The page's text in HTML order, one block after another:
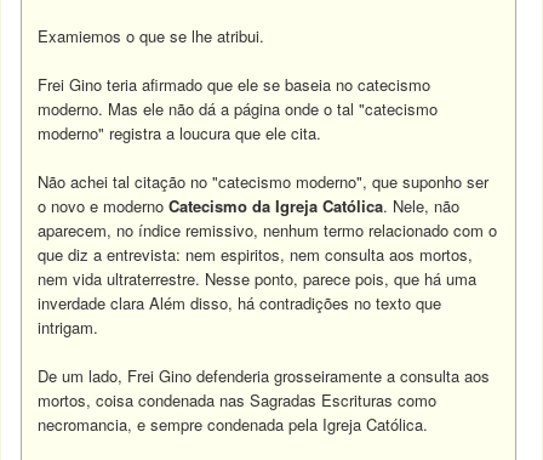
Examiemos o que se lhe atribui.
Frei Gino teria afirmado que ele se baseia no catecismo
moderno. Mas ele não dá a página onde o tal "catecismo
moderno" registra a loucura que ele cita.
Não achei tal citação no "catecismo moderno", que suponho ser
o novo e moderno Catecismo da Igreja Católica. Nele, não
aparecem, no índice remissivo, nenhum termo relacionado com o
que diz a entrevista: nem espiritos, nem consulta aos mortos,
nem vida ultraterrestre. Nesse ponto, parece pois, que há uma
inverdade clara Além disso, há contradições no texto que
intrigam.
De um lado, Frei Gino defenderia grosseiramente a consulta aos
mortos, coisa condenada nas Sagradas Escrituras como
necromancia, e sempre condenada pela Igreja Católica.